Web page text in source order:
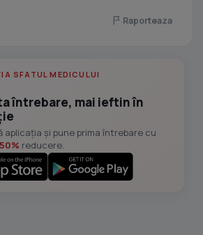
Raporteaza
SFATUL MEDICULUI
întrebare, mai ieftin în
aplicația și pune prima întrebare cu
reducere.